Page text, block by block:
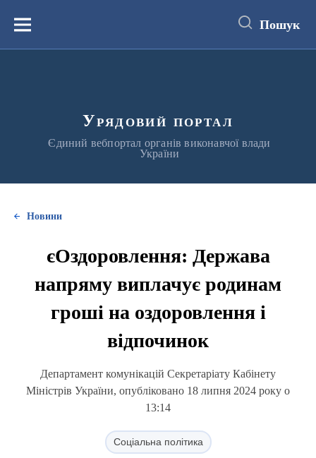
вмістуМеню Пошук
Урядовий портал
Єдиний вебпортал органів виконавчої влади
України
Новини
єОздоровлення: Держава
напряму виплачує родинам
гроші на оздоровлення і
відпочинок
Департамент комунікацій Секретаріату Кабінету
Міністрів України, опубліковано 18 липня 2024 року о
13:14
Соціальна політика